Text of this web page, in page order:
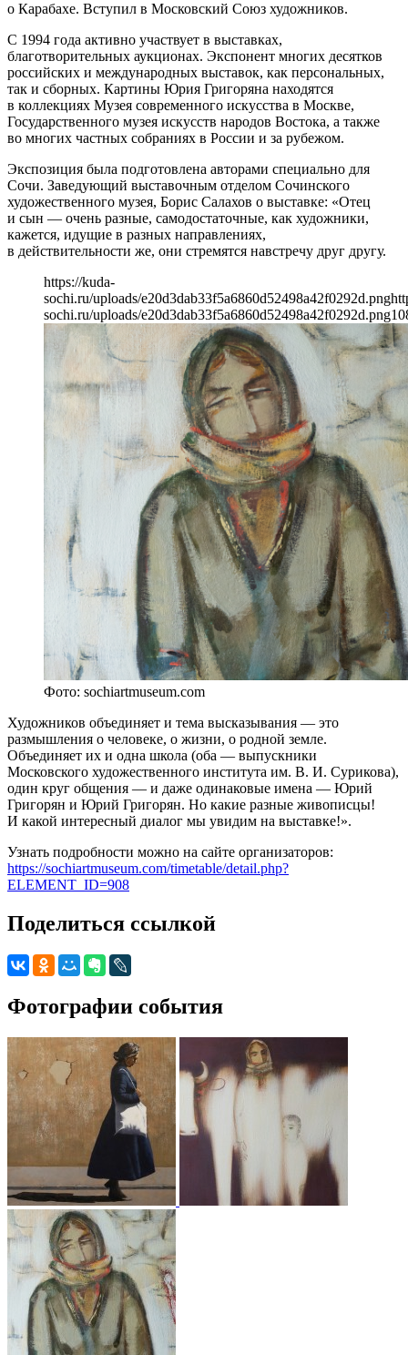
о Карабахе. Вступил в Московский Союз художников.
С 1994 года активно участвует в выставках,
благотворительных аукционах. Экспонент многих десятков
российских и международных выставок, как персональных,
так и сборных. Картины Юрия Григоряна находятся
в коллекциях Музея современного искусства в Москве,
Государственного музея искусств народов Востока, а также
во многих частных собраниях в России и за рубежом.
Экспозиция была подготовлена авторами специально для
Сочи. Заведующий выставочным отделом Сочинского
художественного музея, Борис Салахов о выставке: «Отец
и сын — очень разные, самодостаточные, как художники,
кажется, идущие в разных направлениях,
в действительности же, они стремятся навстречу друг другу.
https://kuda-
sochi.ru/uploads/e20d3dab33f5a6860d52498a42f0292d.png
sochi.ru/uploads/e20d3dab33f5a6860d52498a42f0292d.png
Фото: sochiartmuseum.com
Художников объединяет и тема высказывания — это
размышления о человеке, о жизни, о родной земле.
Объединяет их и одна школа (оба — выпускники
Московского художественного института им. В. И. Сурикова),
один круг общения — и даже одинаковые имена — Юрий
Григорян и Юрий Григорян. Но какие разные живописцы!
И какой интересный диалог мы увидим на выставке!».
Узнать подробности можно на сайте организаторов:
https://sochiartmuseum.com/timetable/detail.php?
ELEMENT_ID=908
Поделиться ссылкой
Фотографии события